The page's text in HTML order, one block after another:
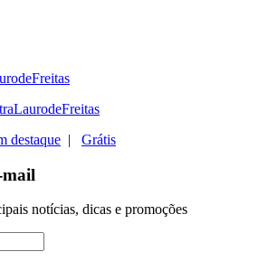
destaque | Grátis
mail
notícias, dicas e promoções